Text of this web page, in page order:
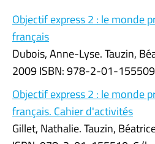
Objectif express 2 : le monde
français
Dubois, Anne-Lyse. Tauzin,
2009 ISBN: 978-2-01-
Objectif express 2 : le monde
français. Cahier d'activités
Gillet, Nathalie. Tauzin,